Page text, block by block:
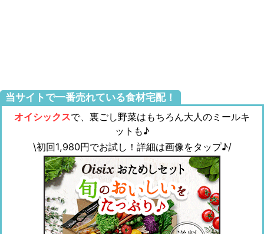
当サイトで一番売れている食材宅配！
オイシックスで、裏ごし野菜はもちろん大人のミールキ
ットも♪
\初回1,980円でお試し！詳細は画像をタップ♪/